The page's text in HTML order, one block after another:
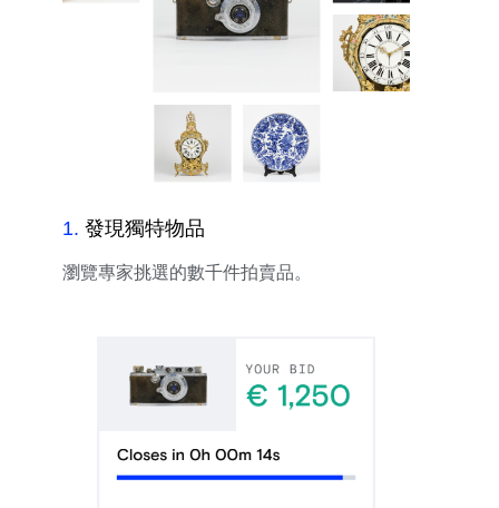
1. 發現獨特物品
瀏覽專家挑選的數千件拍賣品。